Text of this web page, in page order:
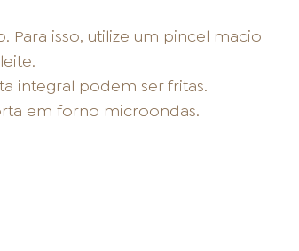
Para isso, utilize um pincel macio
integral podem ser fritas.
em forno microondas.